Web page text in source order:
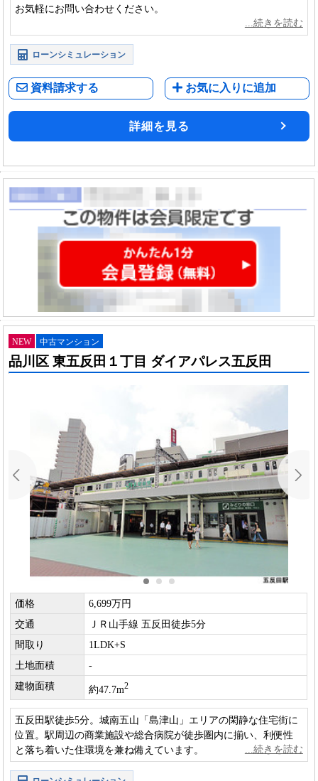
お気軽にお問い合わせください。
ローンシミュレーション
資料請求する お気に入りに追加
詳細を見る
NEW 中古マンション
品川区 東五反田１丁目 ダイアパレス五反田
価格
6,699万円
交通
ＪＲ山手線 五反田徒歩5分
間取り
1LDK+S
土地面積
-
建物面積
約47.7m2
五反田駅徒歩5分。城南五山「島津山」エリアの閑静な住宅街に
位置。駅周辺の商業施設や総合病院が徒歩圏内に揃い、利便性
と落ち着いた住環境を兼ね備えています。